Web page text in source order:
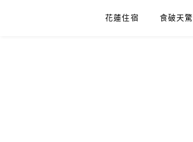
花蓮住宿 食破天驚